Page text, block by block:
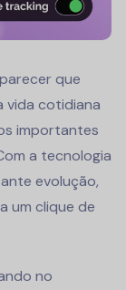
que
vida cotidiana
importantes
a tecnologia
evolução,
um clique de
no